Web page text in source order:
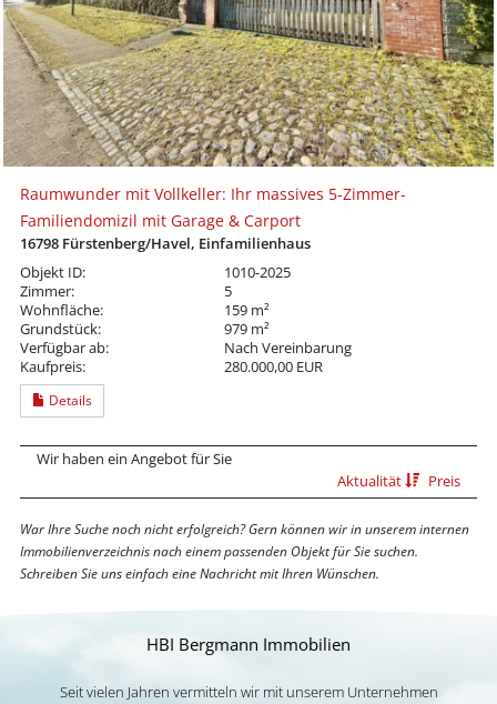
Raumwunder mit Vollkeller: Ihr massives 5-Zimmer-
Familiendomizil mit Garage & Carport
16798 Fürstenberg/Havel, Einfamilienhaus
Objekt ID:
1010-2025
Zimmer:
5
Wohnfläche:
159 m²
Grundstück:
979 m²
Verfügbar ab:
Nach Vereinbarung
Kaufpreis:
280.000,00 EUR
Details
Wir haben ein Angebot für Sie
Aktualität
Preis
War Ihre Suche noch nicht erfolgreich? Gern können wir in unserem internen
Immobilienverzeichnis nach einem passenden Objekt für Sie suchen.
Schreiben Sie uns einfach eine Nachricht mit Ihren Wünschen.
HBI Bergmann Immobilien
Seit vielen Jahren vermitteln wir mit unserem Unternehmen